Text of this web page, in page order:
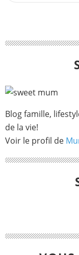
Blog famille,
de la vie!
Voir le profil de